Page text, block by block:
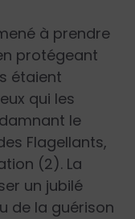
à prendre
protégeant
étaient
qui les
le
Flagellants,
(2). La
un jubilé
de la guérison